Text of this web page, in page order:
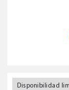
Disponibilidad